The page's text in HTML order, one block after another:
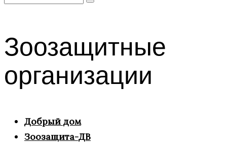
Зоозащитные
организации
Добрый дом
Зоозащита-ДВ